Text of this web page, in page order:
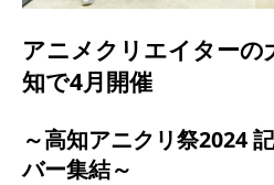
アニメクリエイターの
知で4月開催
～高知アニクリ祭2024
バー集結～